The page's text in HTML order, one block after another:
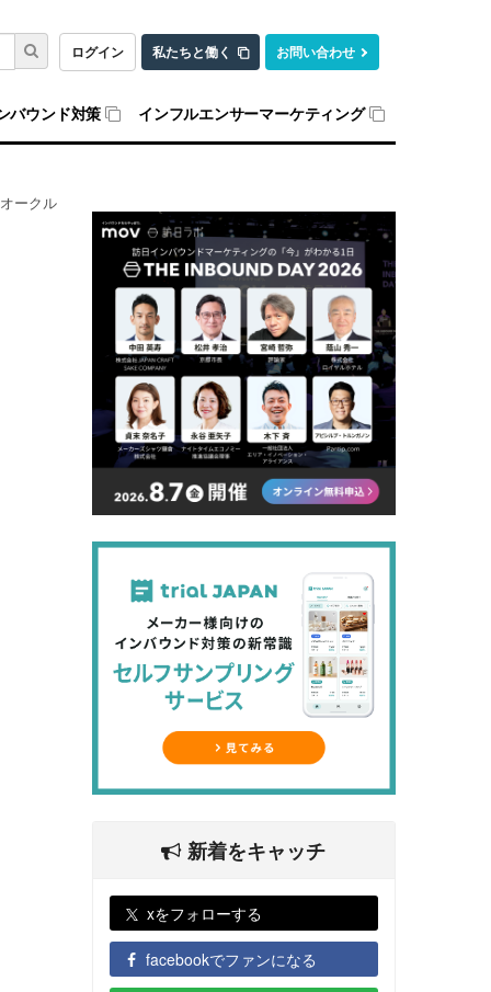
ログイン 私たちと働く お問い合わせ
バウンド対策 インフルエンサーマーケティング
ークル
新着をキャッチ
xをフォローする
facebookでファンになる